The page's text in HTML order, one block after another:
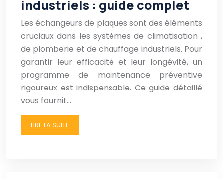
industriels : guide complet
Les échangeurs de plaques sont des éléments
cruciaux dans les systèmes de climatisation ,
de plomberie et de chauffage industriels. Pour
garantir leur efficacité et leur longévité, un
programme de maintenance préventive
rigoureux est indispensable. Ce guide détaillé
vous fournit…
LIRE LA SUITE